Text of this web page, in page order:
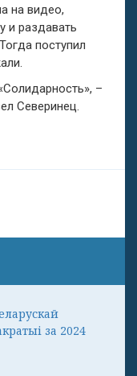
на видео,
и раздавать
поступил
–
Северинец.
за 2024